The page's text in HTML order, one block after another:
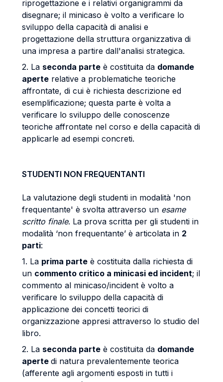
riprogettazione e i relativi organigrammi da
disegnare; il minicaso è volto a verificare lo
sviluppo della capacità di analisi e
progettazione della struttura organizzativa di
una impresa a partire dall'analisi strategica.
2. La seconda parte è costituita da domande
aperte relative a problematiche teoriche
affrontate, di cui è richiesta descrizione ed
esemplificazione; questa parte è volta a
verificare lo sviluppo delle conoscenze
teoriche affrontate nel corso e della capacità di
applicarle ad esempi concreti.
STUDENTI NON FREQUENTANTI
La valutazione degli studenti in modalità 'non
frequentante' è svolta attraverso un esame
scritto finale. La prova scritta per gli studenti in
modalità ‘non frequentante’ è articolata in 2
parti:
1. La prima parte è costituita dalla richiesta di
un commento critico a minicasi ed incident; il
commento al minicaso/incident è volto a
verificare lo sviluppo della capacità di
applicazione dei concetti teorici di
organizzazione appresi attraverso lo studio del
libro.
2. La seconda parte è costituita da domande
aperte di natura prevalentemente teorica
(afferente agli argomenti esposti in tutti i